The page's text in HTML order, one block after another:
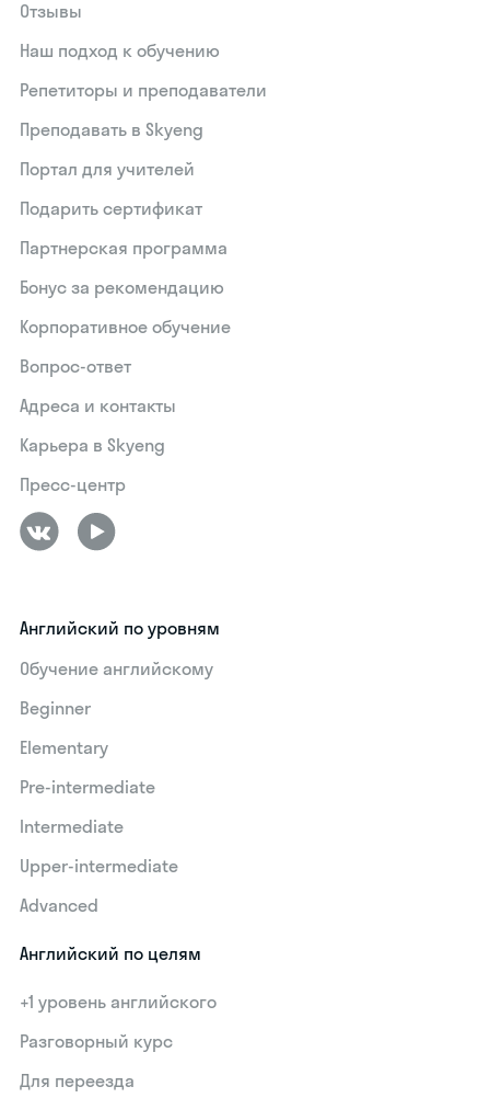
Отзывы
Наш подход к обучению
Репетиторы и преподаватели
Преподавать в Skyeng
Портал для учителей
Подарить сертификат
Партнерская программа
Бонус за рекомендацию
Корпоративное обучение
Вопрос-ответ
Адреса и контакты
Карьера в Skyeng
Пресс-центр
Английский по уровням
Обучение английскому
Beginner
Elementary
Pre-intermediate
Intermediate
Upper-intermediate
Advanced
Английский по целям
+1 уровень английского
Разговорный курс
Для переезда